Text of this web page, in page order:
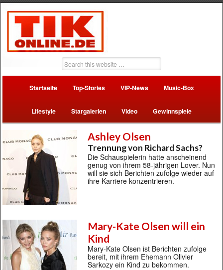
Startseite Top-Stories VIP-News Music-Box
Lifestyle Stargalerien Video Gewinnspiele
Ashley Olsen
Trennung von Richard Sachs?
Die Schauspielerin hatte anscheinend
genug von ihrem 58-jährigen Lover. Nun
will sie sich Berichten zufolge wieder auf
ihre Karriere konzentrieren.
Mary-Kate Olsen will ein
Kind
Mary-Kate Olsen ist Berichten zufolge
bereit, mit ihrem Ehemann Olivier
Sarkozy ein Kind zu bekommen.